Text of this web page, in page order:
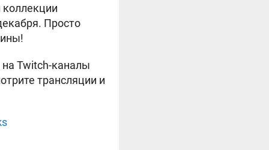
Просто
на Twitch-каналы
трансляции и